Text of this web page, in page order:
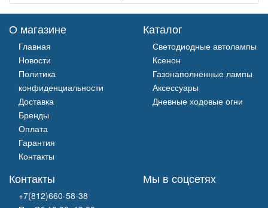
О магазине
Главная
Новости
Политика
конфиденциальности
Доставка
Бренды
Оплата
Гарантия
Контакты
Каталог
Светодиодные автолампы
Ксенон
Газонаполненные лампы
Аксессуары
Дневные ходовые огни
Контакты
+7(812)660-58-38
Мы в соцсетях